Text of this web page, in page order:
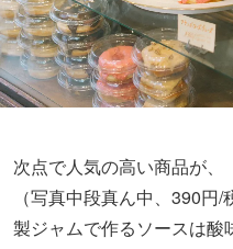
次点で人気の高い商品が、
（写真中段真ん中、390円
製ジャムで作るソースは